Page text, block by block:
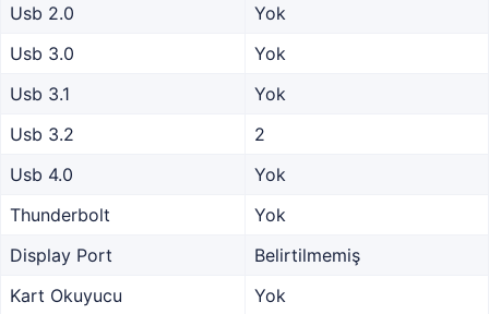
Usb 2.0
Yok
Usb 3.0
Yok
Usb 3.1
Yok
Usb 3.2
2
Usb 4.0
Yok
Thunderbolt
Yok
Display Port
Belirtilmemiş
Kart Okuyucu
Yok